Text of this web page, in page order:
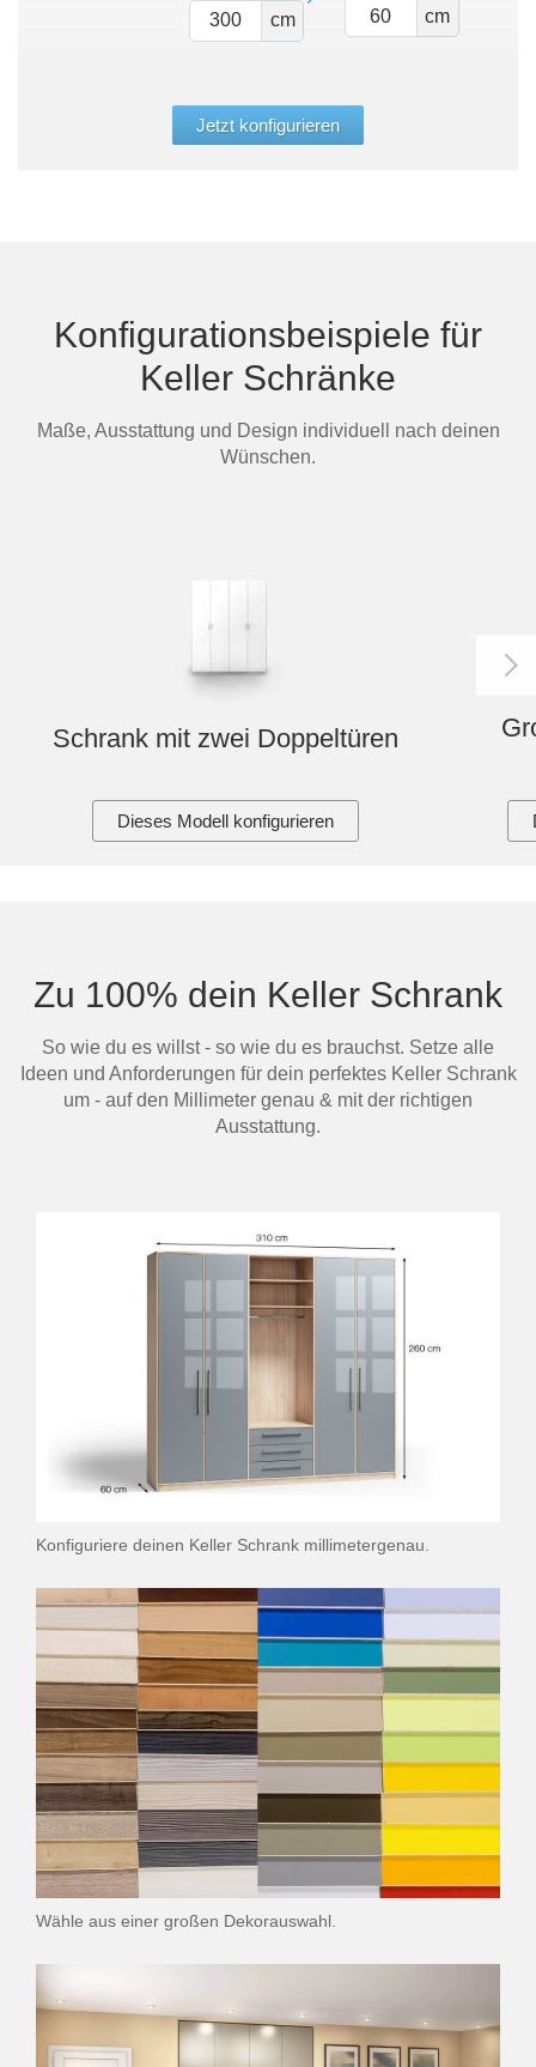
cm cm
Jetzt konfigurieren
Konfigurationsbeispiele für
Keller Schränke
Maße, Ausstattung und Design individuell nach deinen
Wünschen.
Schrank mit zwei Doppeltüren
Dieses Modell konfigurieren
Zu 100% dein Keller Schrank
So wie du es willst - so wie du es brauchst. Setze alle
Ideen und Anforderungen für dein perfektes Keller Schrank
um - auf den Millimeter genau & mit der richtigen
Ausstattung.
Konfiguriere deinen Keller Schrank millimetergenau.
Wähle aus einer großen Dekorauswahl.